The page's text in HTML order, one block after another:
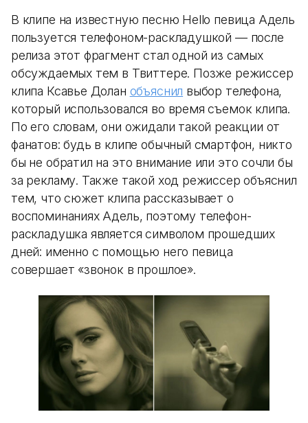
В клипе на известную песню Hello певица Адель
пользуется телефоном-раскладушкой — после
релиза этот фрагмент стал одной из самых
обсуждаемых тем в Твиттере. Позже режиссер
клипа Ксавье Долан объяснил выбор телефона,
который использовался во время съемок клипа.
По его словам, они ожидали такой реакции от
фанатов: будь в клипе обычный смартфон, никто
бы не обратил на это внимание или это сочли бы
за рекламу. Также такой ход режиссер объяснил
тем, что сюжет клипа рассказывает о
воспоминаниях Адель, поэтому телефон-
раскладушка является символом прошедших
дней: именно с помощью него певица
совершает «звонок в прошлое».